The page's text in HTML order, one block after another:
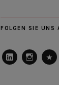
FOLGEN SIE UNS